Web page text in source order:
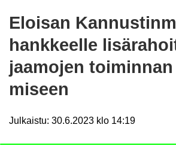
Eloi­san
hankkeelle
jaa­mo­jen
mi­seen
Julkaistu: 30.6.2023 klo 14:19